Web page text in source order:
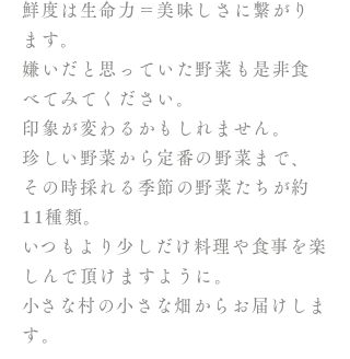
鮮度は生命力＝美味しさに繋がり
ます。
嫌いだと思っていた野菜も是非食
べてみてください。
印象が変わるかもしれません。
珍しい野菜から定番の野菜まで、
その時採れる季節の野菜たちが約
11種類。
​いつもより少しだけ料理や食事を楽
しんで頂けますように。
​小さな村の小さな畑からお届けしま
す。